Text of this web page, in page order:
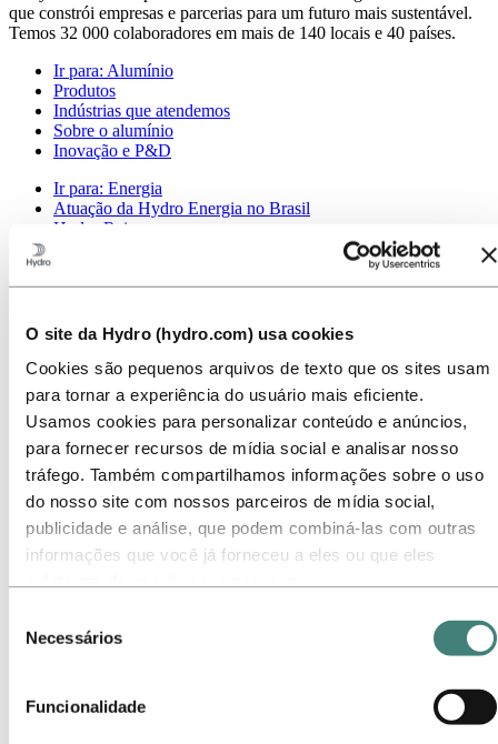
O site da Hydro (hydro.com) usa cookies
Cookies são pequenos arquivos de texto que os sites usam
para tornar a experiência do usuário mais eficiente.
Usamos cookies para personalizar conteúdo e anúncios,
para fornecer recursos de mídia social e analisar nosso
tráfego. Também compartilhamos informações sobre o uso
do nosso site com nossos parceiros de mídia social,
publicidade e análise, que podem combiná-las com outras
informações que você já forneceu a eles ou que eles
não necessários. Selecione o botão ‘Permitir seleção’ para
aceitar os cookies selecionados. Selecione o botão ‘Permitir
todos’ para aceitar todos os tipos de cookies. Importante -
Você pode desativar ou limitar o uso de cookies diretamente
Necessários
Funcionalidade
que constrói empresas e parcerias para um futuro mais sustentável.
Temos 32 000 colaboradores em mais de 140 locais e 40 países.
Ir para: Alumínio
Produtos
Indústrias que atendemos
Sobre o alumínio
Inovação e P&D
Ir para: Energia
Atuação da Hydro Energia no Brasil
Hydro Rein
Nossa abordagem
Relatórios de sustentabilidade
Roteiro para emissões líquidas zero
Operando na Amazônia brasileira
Contato de Sustentabilidade
Ir para:Carreiras
Estudantes e graduados
A vida na Hydro
Áreas de carreira
Conheça nossa equipe
Jornada de recrutamento
Contato e perguntas frequentes
Contatos de investidores
Contatos de meios de comunicação
Notícias